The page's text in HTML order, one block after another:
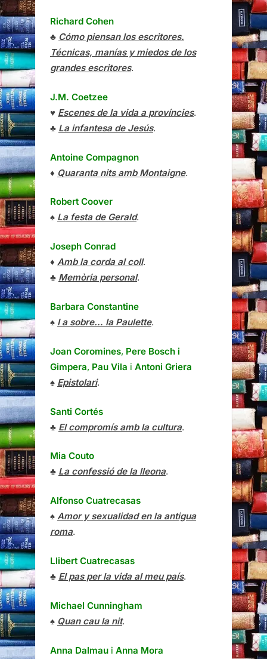
Richard Cohen
♣ Cómo piensan los escritores.
Técnicas, manías y miedos de los
grandes escritores.
J.M. Coetzee
♥ Escenes de la vida a províncies.
♣ La infantesa de Jesús.
Antoine Compagnon
♦ Quaranta nits amb Montaigne.
Robert Coover
♠ La festa de Gerald.
Joseph Conrad
♦ Amb la corda al coll.
♣ Memòria personal.
Barbara Constantine
♠ I a sobre… la Paulette.
Joan Coromines, Pere Bosch i
Gimpera, Pau Vila i Antoni Griera
♠ Epistolari.
Santi Cortés
♣ El compromís amb la cultura.
Mia Couto
♣ La confessió de la lleona.
Alfonso Cuatrecasas
♠ Amor y sexualidad en la antigua
roma.
Llibert Cuatrecasas
♣ El pas per la vida al meu país.
Michael Cunningham
♠ Quan cau la nit.
Anna Dalmau i Anna Mora